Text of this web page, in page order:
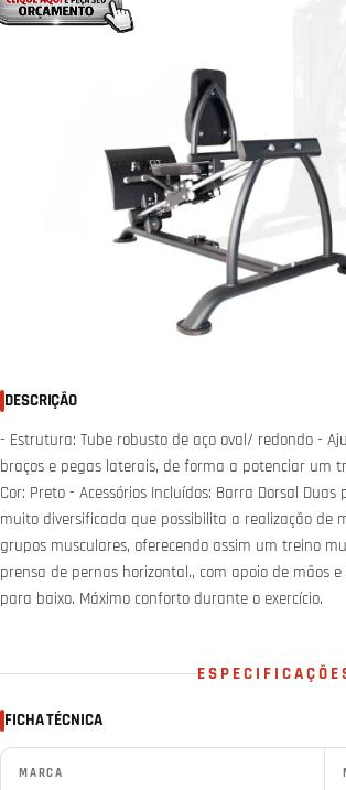
media 0 em modal
DESCRIÇÃO
- Estrutura: Tube robusto de aço oval/ redondo -
braços e pegas laterais, de forma a potenciar um
Cor: Preto - Acessórios Incluídos: Barra Dorsal
muito diversificada que possibilita a realização de
grupos musculares, oferecendo assim um treino
prensa de pernas horizontal., com apoio de mãos
para baixo. Máximo conforto durante o exercício.
FICHA TÉCNICA
MARCA